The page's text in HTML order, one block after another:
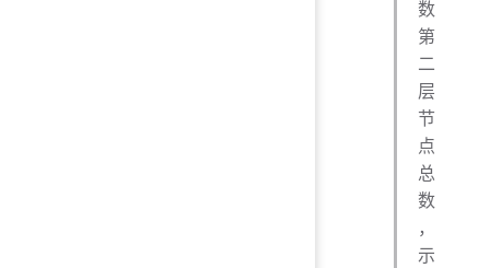
数
第
二
层
节
点
总
数
，
示